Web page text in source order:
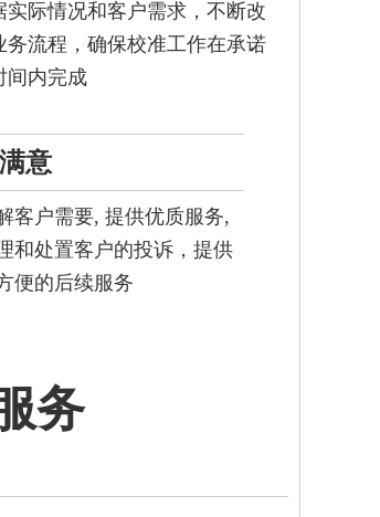
实际情况和客户需求，不断改
务流程，确保校准工作在承诺
间内完成
意
客户需要, 提供优质服务,
和处置客户的投诉，提供
便的后续服务
务